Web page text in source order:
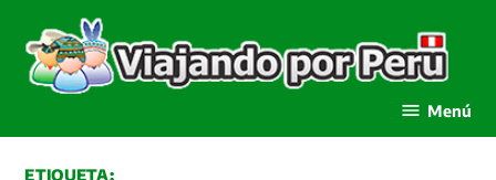
contenido
Menú
ETIQUETA: